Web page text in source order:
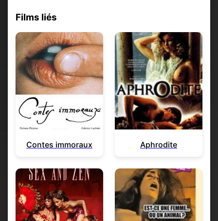
Films liés
Contes immoraux Aphrodite